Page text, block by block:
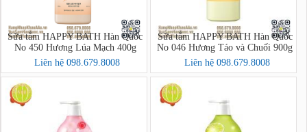
Sữa tắm HAPPY BATH Hàn Quốc
No 450 Hương Lúa Mạch 400g
Liên hệ 098.679.8008
Sữa tắm HAPPY BATH Hàn Quốc
No 046 Hương Táo và Chuối 900g
Liên hệ 098.679.8008